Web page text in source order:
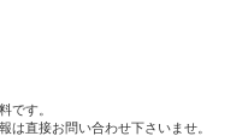
です。
は直接お問い合わせ下さいませ。